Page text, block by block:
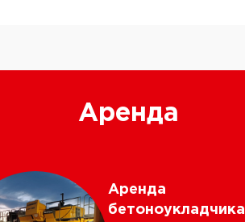
Аренда
Аренда
бетоноукладчика